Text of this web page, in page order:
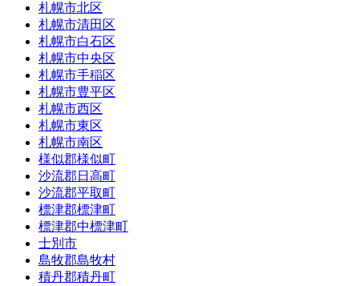
札幌市北区
札幌市清田区
札幌市白石区
札幌市中央区
札幌市手稲区
札幌市豊平区
札幌市西区
札幌市東区
札幌市南区
様似郡様似町
沙流郡日高町
沙流郡平取町
標津郡標津町
標津郡中標津町
士別市
島牧郡島牧村
積丹郡積丹町